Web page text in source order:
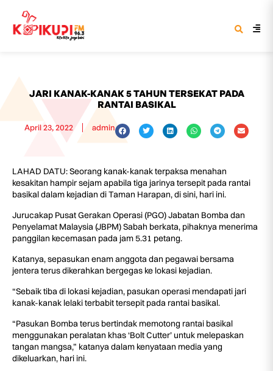
JARI KANAK-KANAK 5 TAHUN TERSEKAT PADA
RANTAI BASIKAL
April 23, 2022 admin
LAHAD DATU: Seorang kanak-kanak terpaksa menahan
kesakitan hampir sejam apabila tiga jarinya tersepit pada rantai
basikal dalam kejadian di Taman Harapan, di sini, hari ini.
Jurucakap Pusat Gerakan Operasi (PGO) Jabatan Bomba dan
Penyelamat Malaysia (JBPM) Sabah berkata, pihaknya menerima
panggilan kecemasan pada jam 5.31 petang.
Katanya, sepasukan enam anggota dan pegawai bersama
jentera terus dikerahkan bergegas ke lokasi kejadian.
“Sebaik tiba di lokasi kejadian, pasukan operasi mendapati jari
kanak-kanak lelaki terbabit tersepit pada rantai basikal.
“Pasukan Bomba terus bertindak memotong rantai basikal
menggunakan peralatan khas ‘Bolt Cutter’ untuk melepaskan
tangan mangsa,” katanya dalam kenyataan media yang
dikeluarkan, hari ini.